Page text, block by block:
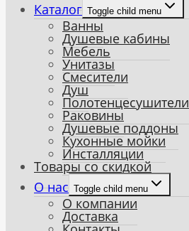
Каталог Toggle child menu
Ванны
Душевые кабины
Мебель
Унитазы
Смесители
Душ
Полотенцесушители
Раковины
Душевые поддоны
Кухонные мойки
Инсталляции
Товары со скидкой
О нас Toggle child menu
О компании
Доставка